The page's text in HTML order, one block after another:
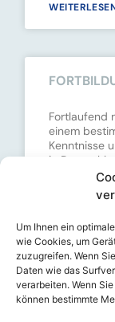
Um Ihnen ein
wie Cookies, um
zuzugreifen. Wenn
Daten wie das
verarbeiten. Wenn
können bestimmte
Fortlaufend
einem
Kenntnisse
in
Nachweis
praktischer